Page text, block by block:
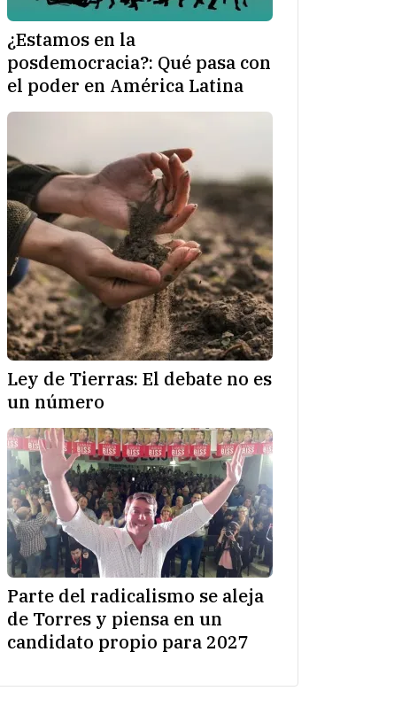
¿Estamos en la
posdemocracia?: Qué pasa con
el poder en América Latina
Ley de Tierras: El debate no es
un número
Parte del radicalismo se aleja
de Torres y piensa en un
candidato propio para 2027